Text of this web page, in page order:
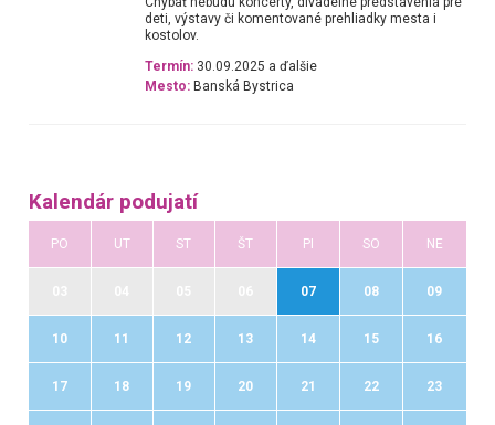
deti, výstavy či komentované prehliadky mesta i
kostolov.
Termín: 30.09.2025 a ďalšie
Mesto: Banská Bystrica
Kalendár podujatí
PO UT ST ŠT PI SO NE
07 08 09
10 11 12 13 14 15 16
17 18 19 20 21 22 23